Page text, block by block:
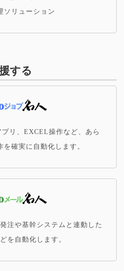
ソリューション
する
リ、EXCEL操作など、あら
を確実に自動化します。
注や基幹システムと連動した
を自動化します。